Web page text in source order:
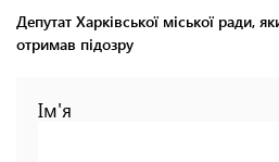
Депутат Харківської міської ради,
отримав підозру
Ім'я